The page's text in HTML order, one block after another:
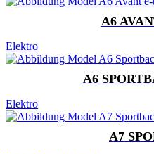
A6
Elektro
A6
Elektro
A7